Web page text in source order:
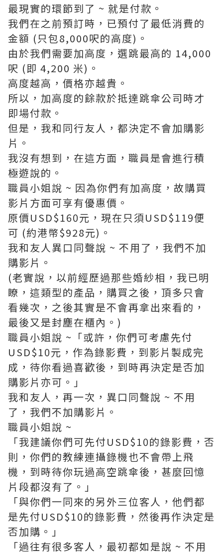
最現實的環節到了 ~ 就是付款。
我們在之前預訂時，已預付了最低消費的
金額 (只包8,000呎的高度)。
由於我們需要加高度，選跳最高的 14,000
呎 (即 4,200 米)。
高度越高，價格亦越貴。
所以，加高度的餘款於抵達跳傘公司時才
即場付款。
但是，我和同行友人，都決定不會加購影
片。
我沒有想到，在這方面，職員是會進行積
極遊說的。
職員小姐說 ~ 因為你們有加高度，故購買
影片方面可享有優惠價。
原價USD$160元，現在只須USD$119便
可 (約港幣$928元)。
我和友人異口同聲說 ~ 不用了，我們不加
購影片。
(老實說，以前經歷過那些婚紗相，我已明
瞭，這類型的產品，購買之後，頂多只會
看幾次，之後其實是不會再拿出來看的，
最後又是封塵在櫃內。)
職員小姐說 ~「或許，你們可考慮先付
USD$10元，作為錄影費，到影片製成完
成，待你看過喜歡後，到時再決定是否加
購影片亦可。」
我和友人，再一次，異口同聲說 ~ 不用
了，我們不加購影片。
職員小姐說 ~
「我建議你們可先付USD$10的錄影費，否
則，你們的教練連攝錄機也不會帶上飛
機，到時待你玩過高空跳傘後，甚麼回憶
片段都沒有了。」
「與你們一同來的另外三位客人，他們都
是先付USD$10的錄影費，然後再作決定是
否加購。」
「過往有很多客人，最初都如是說 ~ 不用